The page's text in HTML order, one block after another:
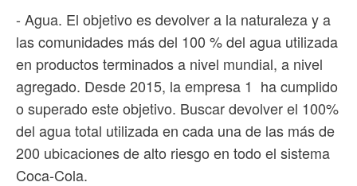
- Agua. El objetivo es devolver a la naturaleza y a
las comunidades más del 100 % del agua utilizada
en productos terminados a nivel mundial, a nivel
agregado. Desde 2015, la empresa 1 ha cumplido
o superado este objetivo. Buscar devolver el 100%
del agua total utilizada en cada una de las más de
200 ubicaciones de alto riesgo en todo el sistema
Coca-Cola.